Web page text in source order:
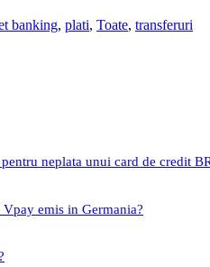
banking, plati, Toate, transferuri
neplata unui card de credit
emis in Germania?